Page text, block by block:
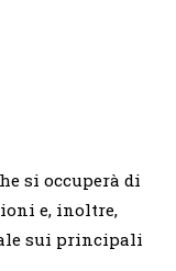
si occuperà di
e, inoltre,
sui principali